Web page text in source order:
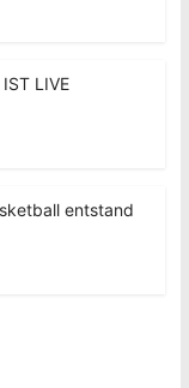
LIVE
entstand